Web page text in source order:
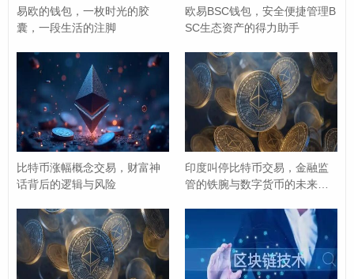
户支持，确保用户问题能够得到及时响应，平台还定期举
办线上线下教育活动，帮助用户深入了解区块链技术与加
密市场动态，提升投资认知，针对高净值用户，BTCO推
出专属VIP服务，包括一对一交易指导、定制化资产配置
方案等，助力用户实现资产稳健增值。
选择BTCO，开启数字资产新旅程
在数字经济的浪潮中，BTCO比特币交易平台以“安全、高
效、合规、用户至上”为核心价值观，为全球比特币投资者
提供了一个值得信赖的交易环境，无论您是刚入门的新
手，还是经验丰富的资深玩家，BTCO都能满足您的交易
易欧的钱包，一枚时光的胶
囊，一段生活的注脚
欧易BSC钱包，安全便捷管理B
SC生态资产的得力助手
比特币涨幅概念交易，财富神
话背后的逻辑与风险
印度叫停比特币交易，金融监
管的铁腕与数字货币的未来迷